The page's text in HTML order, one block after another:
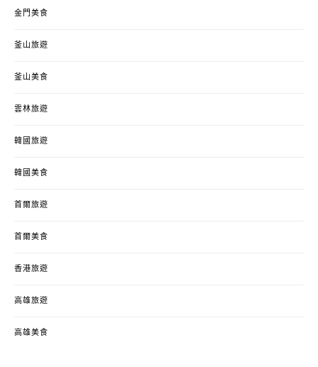
金門美食
釜山旅遊
釜山美食
雲林旅遊
韓國旅遊
韓國美食
首爾旅遊
首爾美食
香港旅遊
高雄旅遊
高雄美食